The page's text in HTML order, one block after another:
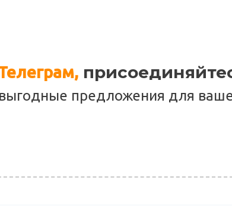
предложения для